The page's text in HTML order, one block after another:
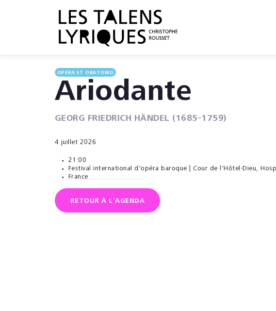
OPÉRA ET ORATORIO
Ariodante
GEORG FRIEDRICH HÄNDEL (1685-1759)
4 juillet 2026
21:00
Festival international d'opéra baroque | Cour de l'Hôtel-Dieu,
France
RETOUR À L’AGENDA